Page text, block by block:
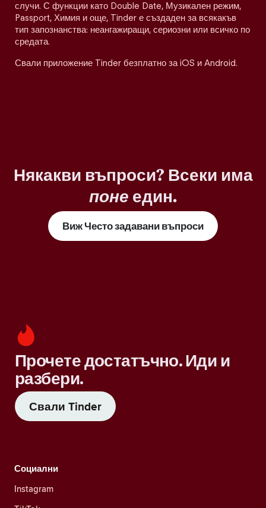
случи. С функции като Double Date, Музикален режим,
Passport, Химия и още, Tinder е създаден за всякакъв
тип запознанства: неангажиращи, сериозни или всичко по
средата.
Свали приложение Tinder безплатно за iOS и Android.
Някакви въпроси? Всеки има
поне един.
Виж Често задавани въпроси
Прочете достатъчно. Иди и
разбери.
Свали Tinder
Социални
Instagram